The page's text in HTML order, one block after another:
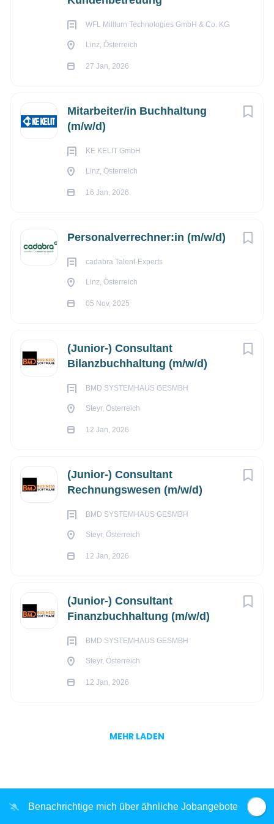
WFL Millturn Technologies GmbH & Co. KG
Linz, Österreich
27 Jan, 2026
Mitarbeiter/in Buchhaltung
(m/w/d)
KE KELIT GmbH
Linz, Österreich
16 Jan, 2026
Personalverrechner:in (m/w/d)
cadabra Talent-Experts
Linz, Österreich
05 Nov, 2025
(Junior-) Consultant
Bilanzbuchhaltung (m/w/d)
BMD SYSTEMHAUS GESMBH
Steyr, Österreich
12 Jan, 2026
(Junior-) Consultant
Rechnungswesen (m/w/d)
BMD SYSTEMHAUS GESMBH
Steyr, Österreich
12 Jan, 2026
(Junior-) Consultant
Finanzbuchhaltung (m/w/d)
BMD SYSTEMHAUS GESMBH
Steyr, Österreich
12 Jan, 2026
MEHR LADEN
Benachrichtige mich über ähnliche Jobangebote
München
Unternehmen in eine digitale, moderne und erfolgreiche